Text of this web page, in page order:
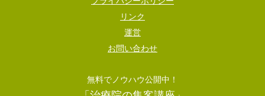
リンク
運営
お問い合わせ